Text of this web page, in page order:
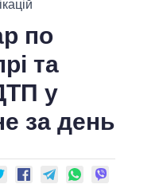
СВІТ
по
та
у
за день